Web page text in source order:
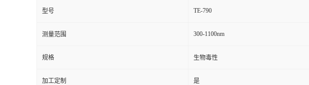
型号 TE-790
测量范围 300-1100nm
规格 生物毒性
加工定制 是